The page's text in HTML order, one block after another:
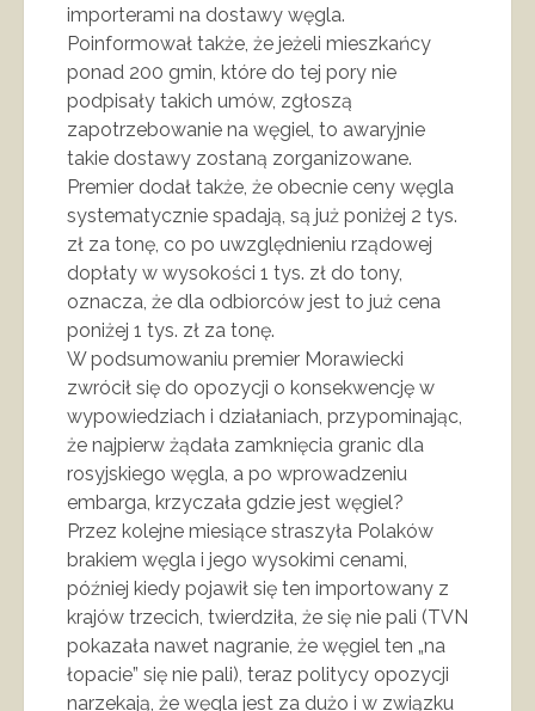
importerami na dostawy węgla.
Poinformował także, że jeżeli mieszkańcy
ponad 200 gmin, które do tej pory nie
podpisały takich umów, zgłoszą
zapotrzebowanie na węgiel, to awaryjnie
takie dostawy zostaną zorganizowane.
Premier dodał także, że obecnie ceny węgla
systematycznie spadają, są już poniżej 2 tys.
zł za tonę, co po uwzględnieniu rządowej
dopłaty w wysokości 1 tys. zł do tony,
oznacza, że dla odbiorców jest to już cena
poniżej 1 tys. zł za tonę.
W podsumowaniu premier Morawiecki
zwrócił się do opozycji o konsekwencję w
wypowiedziach i działaniach, przypominając,
że najpierw żądała zamknięcia granic dla
rosyjskiego węgla, a po wprowadzeniu
embarga, krzyczała gdzie jest węgiel?
Przez kolejne miesiące straszyła Polaków
brakiem węgla i jego wysokimi cenami,
później kiedy pojawił się ten importowany z
krajów trzecich, twierdziła, że się nie pali (TVN
pokazała nawet nagranie, że węgiel ten „na
łopacie” się nie pali), teraz politycy opozycji
narzekają, że węgla jest za dużo i w związku